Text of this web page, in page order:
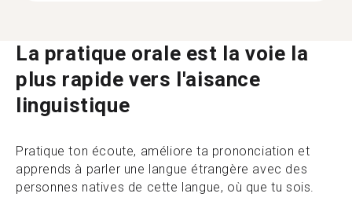
La pratique orale est la voie la
plus rapide vers l'aisance
linguistique
Pratique ton écoute, améliore ta prononciation et
apprends à parler une langue étrangère avec des
personnes natives de cette langue, où que tu sois.